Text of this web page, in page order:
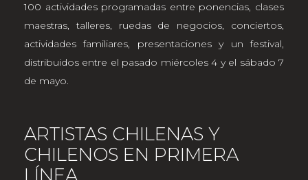
100 actividades programadas entre ponencias, clases
maestras, talleres, ruedas de negocios, conciertos,
actividades familiares, presentaciones y un festival,
distribuidos entre el pasado miércoles 4 y el sábado 7
de mayo.
ARTISTAS CHILENAS Y
CHILENOS EN PRIMERA
LÍNEA